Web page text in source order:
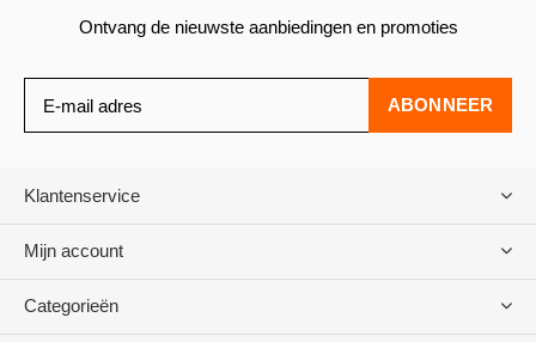
Ontvang de nieuwste aanbiedingen en promoties
ABONNEER
Klantenservice
Mijn account
Categorieën